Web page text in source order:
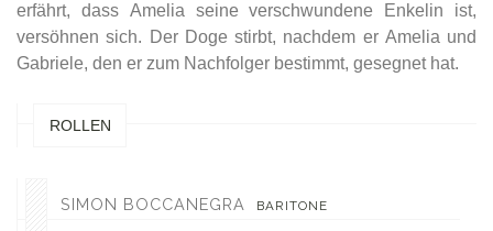
erfährt, dass Amelia seine verschwundene Enkelin ist,
versöhnen sich. Der Doge stirbt, nachdem er Amelia und
Gabriele, den er zum Nachfolger bestimmt, gesegnet hat.
ROLLEN
SIMON BOCCANEGRA BARITONE